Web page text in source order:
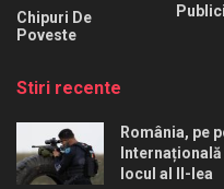
Chipuri De
Poveste
Stiri recente
România, pe
Internațională
locul al II-lea